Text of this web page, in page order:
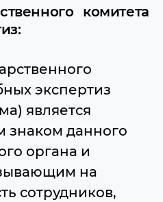
комитета
экспертиз
является
знаком данного
органа и
на
сотрудников,